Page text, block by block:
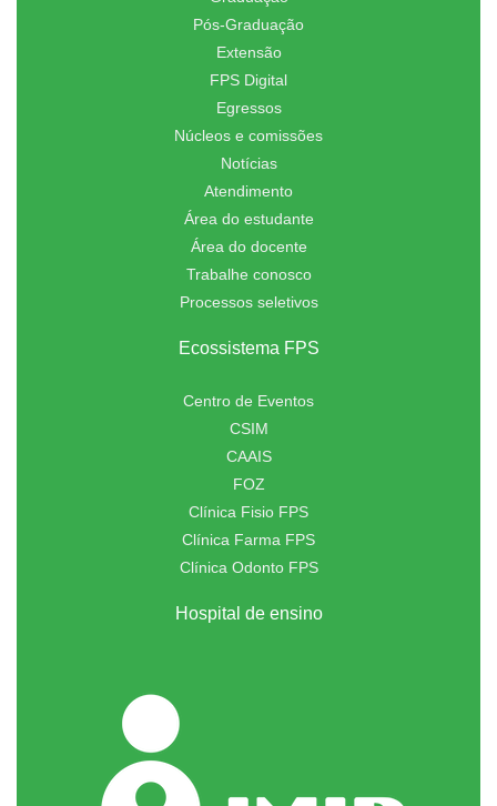
Pós-Graduação
Extensão
FPS Digital
Egressos
Núcleos e comissões
Notícias
Atendimento
Área do estudante
Área do docente
Trabalhe conosco
Processos seletivos
Ecossistema FPS
Centro de Eventos
CSIM
CAAIS
FOZ
Clínica Fisio FPS
Clínica Farma FPS
Clínica Odonto FPS
Hospital de ensino